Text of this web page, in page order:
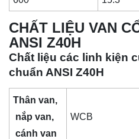
CHẤT LIỆU VAN
ANSI Z40H
Chất liệu các linh kiện
chuẩn ANSI Z40H
Thân van,
nắp van,
cánh van
WCB